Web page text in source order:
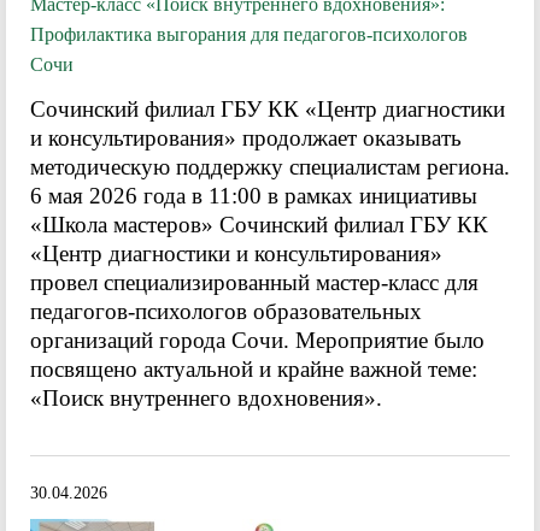
Мастер-класс «Поиск внутреннего вдохновения»:
Профилактика выгорания для педагогов-психологов
Сочи
Сочинский филиал ГБУ КК «Центр диагностики
и консультирования» продолжает оказывать
методическую поддержку специалистам региона.
6 мая 2026 года в 11:00 в рамках инициативы
«Школа мастеров» Сочинский филиал ГБУ КК
«Центр диагностики и консультирования»
провел специализированный мастер-класс для
педагогов-психологов образовательных
организаций города Сочи. Мероприятие было
посвящено актуальной и крайне важной теме:
«Поиск внутреннего вдохновения».
30.04.2026